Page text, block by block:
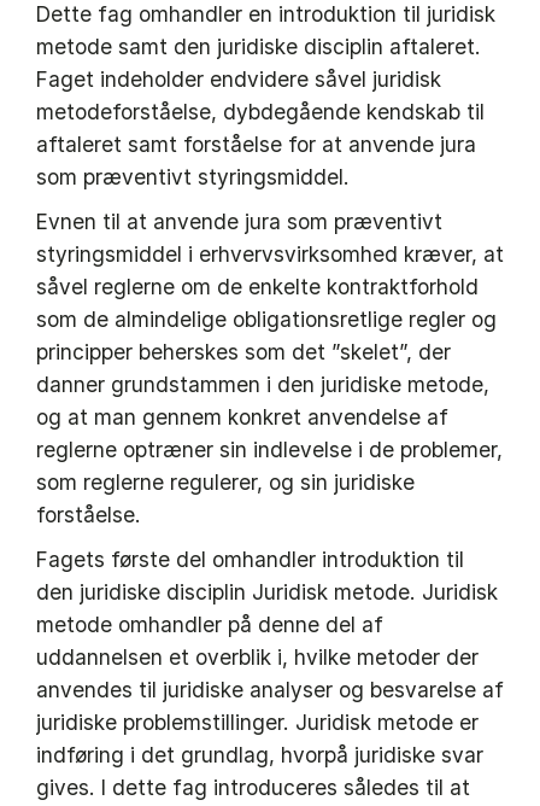
Dette fag omhandler en introduktion til juridisk
metode samt den juridiske disciplin aftaleret.
Faget indeholder endvidere såvel juridisk
metodeforståelse, dybdegående kendskab til
aftaleret samt forståelse for at anvende jura
som præventivt styringsmiddel.
Evnen til at anvende jura som præventivt
styringsmiddel i erhvervsvirksomhed kræver, at
såvel reglerne om de enkelte kontraktforhold
som de almindelige obligationsretlige regler og
principper beherskes som det ”skelet”, der
danner grundstammen i den juridiske metode,
og at man gennem konkret anvendelse af
reglerne optræner sin indlevelse i de problemer,
som reglerne regulerer, og sin juridiske
forståelse.
Fagets første del omhandler introduktion til
den juridiske disciplin Juridisk metode. Juridisk
metode omhandler på denne del af
uddannelsen et overblik i, hvilke metoder der
anvendes til juridiske analyser og besvarelse af
juridiske problemstillinger. Juridisk metode er
indføring i det grundlag, hvorpå juridiske svar
gives. I dette fag introduceres således til at